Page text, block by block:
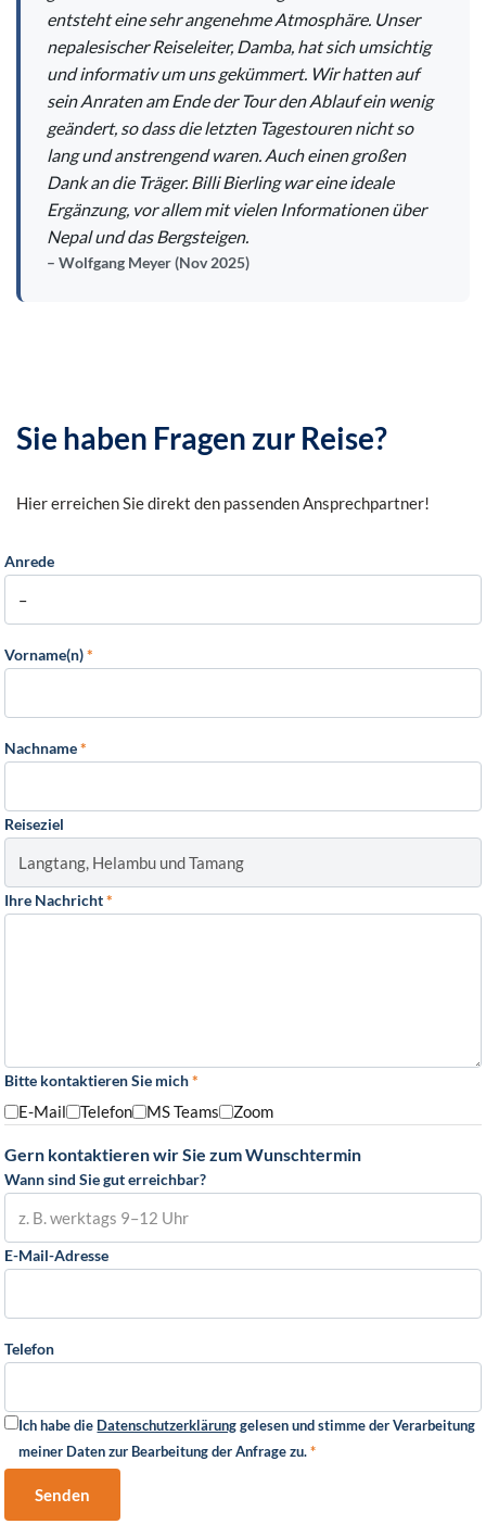
entsteht eine sehr angenehme Atmosphäre. Unser
nepalesischer Reiseleiter, Damba, hat sich umsichtig
und informativ um uns gekümmert. Wir hatten auf
sein Anraten am Ende der Tour den Ablauf ein wenig
geändert, so dass die letzten Tagestouren nicht so
lang und anstrengend waren. Auch einen großen
Dank an die Träger. Billi Bierling war eine ideale
Ergänzung, vor allem mit vielen Informationen über
Nepal und das Bergsteigen.
Wolfgang Meyer (Nov 2025)
Sie haben Fragen zur Reise?
Hier erreichen Sie direkt den passenden Ansprechpartner!
Anrede
Vorname(n)*
Nachname*
Reiseziel
Ihre Nachricht*
Bitte kontaktieren Sie mich*
E-Mail Telefon MS Teams Zoom
Gern kontaktieren wir Sie zum Wunschtermin
Wann sind Sie gut erreichbar?
E-Mail-Adresse
Telefon
Ich habe die Datenschutzerklärunggelesen und stimme der Verarbeitung
meiner Daten zur Bearbeitung der Anfrage zu.*
Senden